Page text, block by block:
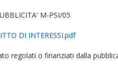
M-PSI/05
DI INTERESSI.pdf
regolati o finanziati dalla